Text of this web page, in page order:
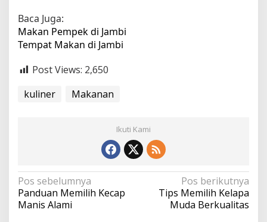
Baca Juga:
Makan Pempek di Jambi
Tempat Makan di Jambi
Post Views: 2,650
kuliner
Makanan
Ikuti Kami
N
a
Pos sebelumnya
Panduan Memilih Kecap
Manis Alami
Pos berikutnya
Tips Memilih Kelapa
Muda Berkualitas